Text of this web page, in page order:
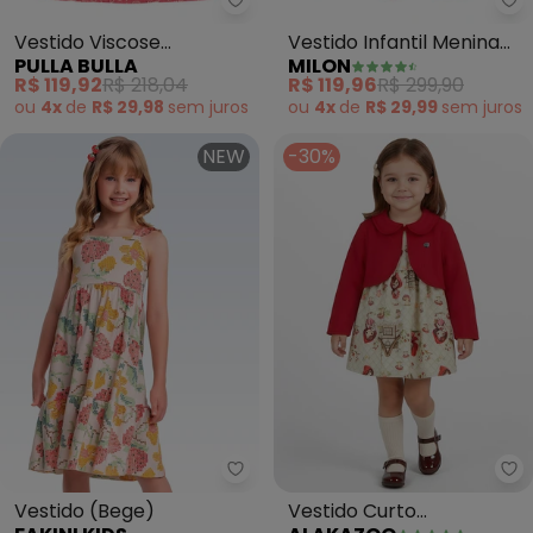
Pulla Bulla - Vestido Viscose
Vestido Viscose
(Vermelho)
PULLA BULLA
R$ 119,92R$ 218,04
ou 4x de R$ 29,98 sem juros
Vestido Infantil Menina
Flores (Vermelho)
MILON
R$ 119,96R$ 299,90
ou 4x de R$ 29,99 sem juros
NEW
Fakini Kids - Vestido (Bege)
Vestido (Bege)
-30%
Vestido Curto